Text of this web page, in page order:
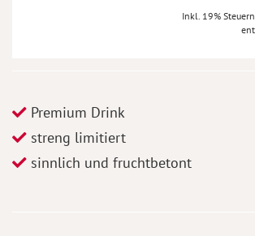
Inkl. 19% Steuern
Premium Drink
streng limitiert
sinnlich und fruchtbetont